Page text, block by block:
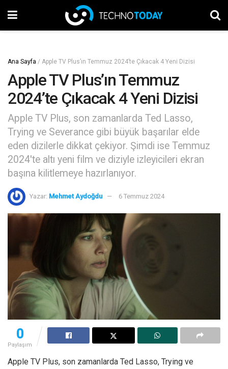
Ana Sayfa / Apple TV Plus’ın Temmuz 2024’te Çıkacak 4 Yeni Dizisi
Apple TV Plus’ın Temmuz
2024’te Çıkacak 4 Yeni Dizisi
Apple TV Plus, son zamanlarda Ted Lasso,
Trying ve Severance gibi büyük başarılar elde
eden dizilerle dikkat çekiyor. Şimdi ise Temmuz
2024'te altı yeni film ve diziyle izleyicileri ekran
başına kilitlemeye hazırlanıyor.
Yazar: Mehmet Aydoğdu 6 Temmuz 2024
0
Paylaşım
Apple TV Plus, son zamanlarda Ted Lasso, Trying ve